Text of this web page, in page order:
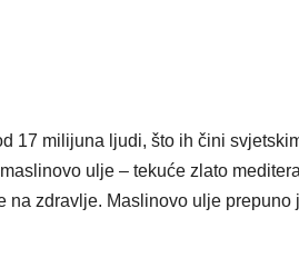
17 milijuna ljudi, što ih čini
ulje – tekuće zlato
na zdravlje. Maslinovo ulje prepuno